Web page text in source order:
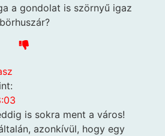
a gondolat is szörnyű igaz
is sokra ment a város!
azonkívül, hogy egy